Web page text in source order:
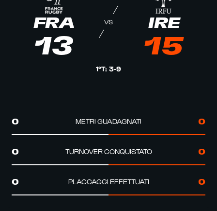
FRA
13
VS IRE
15
1°T: 3-9
0 METRI GUADAGNATI 0
0 TURNOVER CONQUISTATO 0
0 PLACCAGGI EFFETTUATI 0